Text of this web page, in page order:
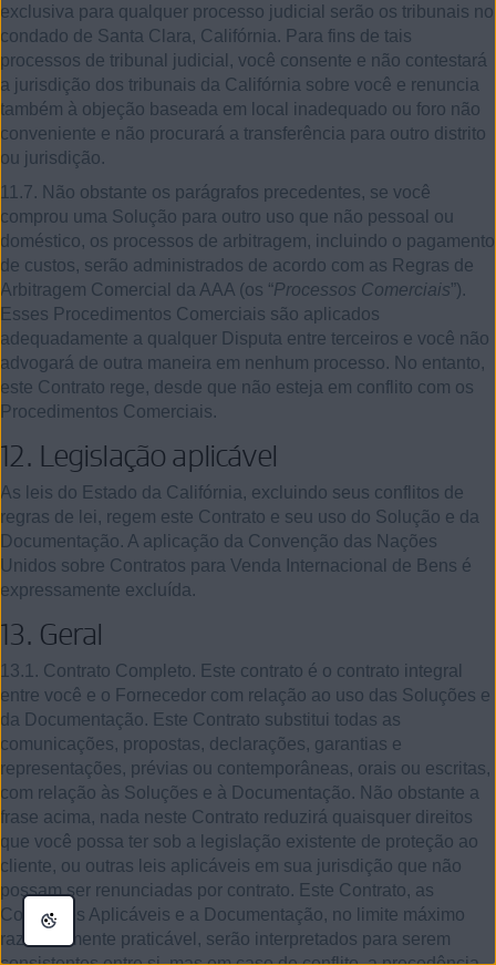
exclusiva para qualquer processo judicial serão os tribunais no
condado de Santa Clara, Califórnia. Para fins de tais
processos de tribunal judicial, você consente e não contestará
a jurisdição dos tribunais da Califórnia sobre você e renuncia
também à objeção baseada em local inadequado ou foro não
conveniente e não procurará a transferência para outro distrito
ou jurisdição.
11.7. Não obstante os parágrafos precedentes, se você
comprou uma Solução para outro uso que não pessoal ou
doméstico, os processos de arbitragem, incluindo o pagamento
de custos, serão administrados de acordo com as Regras de
Arbitragem Comercial da AAA (os “Processos Comerciais”).
Esses Procedimentos Comerciais são aplicados
adequadamente a qualquer Disputa entre terceiros e você não
advogará de outra maneira em nenhum processo. No entanto,
este Contrato rege, desde que não esteja em conflito com os
Procedimentos Comerciais.
12. Legislação aplicável
As leis do Estado da Califórnia, excluindo seus conflitos de
regras de lei, regem este Contrato e seu uso do Solução e da
Documentação. A aplicação da Convenção das Nações
Unidos sobre Contratos para Venda Internacional de Bens é
expressamente excluída.
13. Geral
13.1. Contrato Completo. Este contrato é o contrato integral
entre você e o Fornecedor com relação ao uso das Soluções e
da Documentação. Este Contrato substitui todas as
comunicações, propostas, declarações, garantias e
representações, prévias ou contemporâneas, orais ou escritas,
com relação às Soluções e à Documentação. Não obstante a
frase acima, nada neste Contrato reduzirá quaisquer direitos
que você possa ter sob a legislação existente de proteção ao
cliente, ou outras leis aplicáveis em sua jurisdição que não
possam ser renunciadas por contrato. Este Contrato, as
Condições Aplicáveis e a Documentação, no limite máximo
razoavelmente praticável, serão interpretados para serem